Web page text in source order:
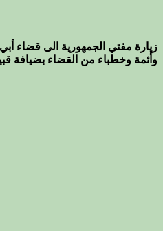
زيارة مفتي الجمهورية الى قضاء
وأئمة وخطباء من القضاء بضيافة